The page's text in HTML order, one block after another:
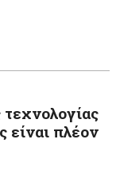
είναι πλέον